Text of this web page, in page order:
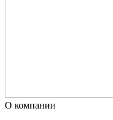
О компании